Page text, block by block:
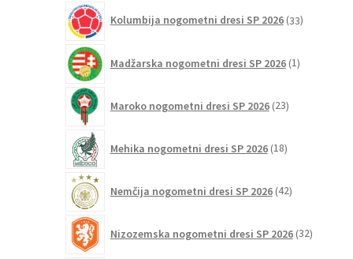
Kolumbija nogometni dresi SP 2026 33izdelkov
Madžarska nogometni dresi SP 2026 1izdelek
Maroko nogometni dresi SP 2026 23izdelkov
Mehika nogometni dresi SP 2026 18izdelkov
Nemčija nogometni dresi SP 2026 42izdelkov
Nizozemska nogometni dresi SP 2026 32izdelkov